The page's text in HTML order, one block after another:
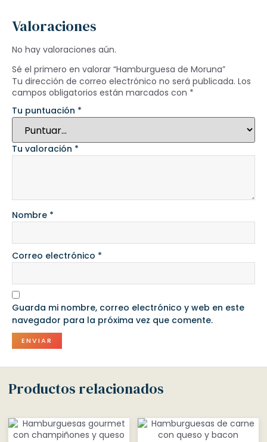
Valoraciones
No hay valoraciones aún.
Sé el primero en valorar “Hamburguesa de Moruna”
Tu dirección de correo electrónico no será publicada. Los
campos obligatorios están marcados con *
Tu puntuación *
Tu valoración *
Nombre *
Correo electrónico *
Guarda mi nombre, correo electrónico y web en este
navegador para la próxima vez que comente.
Productos relacionados